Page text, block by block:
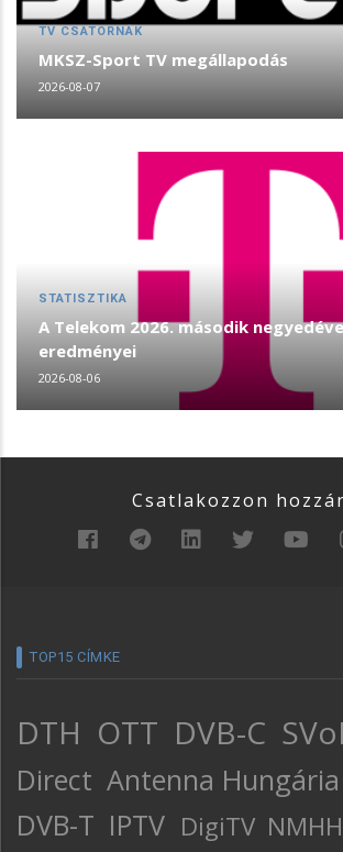
TV CSATORNÁK
MKSZ-Sport TV megállapodás
2026-08-07
STATISZTIKA
A Telekom 2026. második
eredményei
2026-08-06
Csatlakozzon
TOP15 CÍMKE
DTH OTT DVB-C
Direct Antenna Hungária
DVB-T IPTV DigiTV NMHH